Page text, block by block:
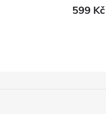
599 Kč